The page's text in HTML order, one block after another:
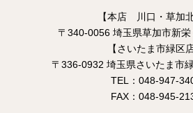
【本店 川口・草加北
〒340-0056 埼玉県草加市新栄
【さいたま市緑区店
〒336-0932 埼玉県さいたま市
TEL：048-947-
FAX：048-945-